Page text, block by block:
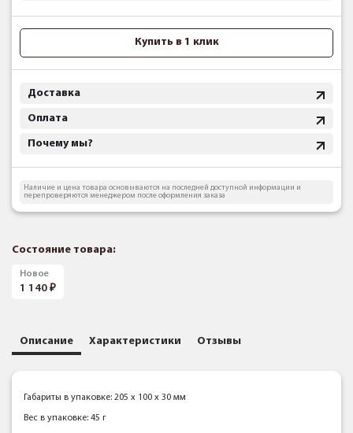
Купить в 1 клик
Доставка
Оплата
Почему мы?
Наличие и цена товара основываются на последней доступной информации и
перепроверяются менеджером после оформления заказа
Состояние товара:
Новое
1 140
Описание Характеристики Отзывы
Габариты в упаковке: 205 x 100 x 30 мм
Вес в упаковке: 45 г